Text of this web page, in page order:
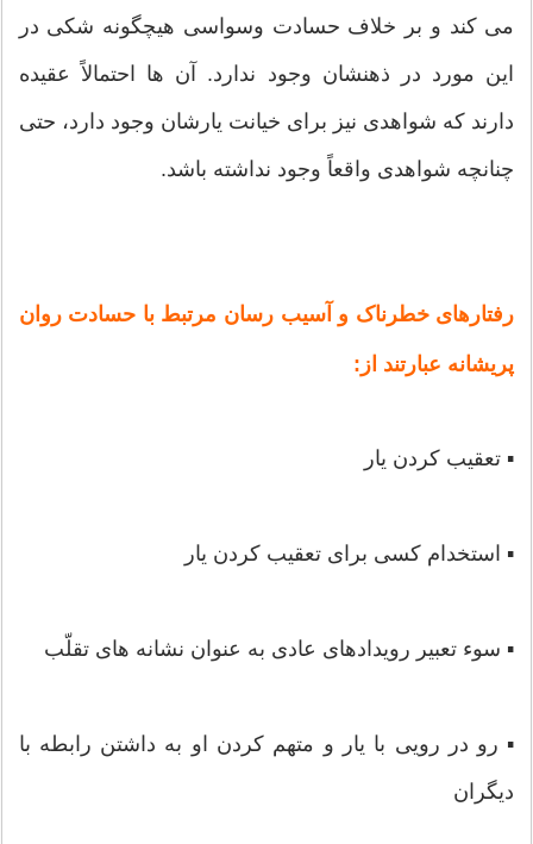
می کند و بر خلاف حسادت وسواسی هیچگونه شکی در
این مورد در ذهنشان وجود ندارد. آن ها احتمالاً عقیده
دارند که شواهدی نیز برای خیانت یارشان وجود دارد، حتی
چنانچه شواهدی واقعاً وجود نداشته باشد.
رفتارهای خطرناک و آسیب رسان مرتبط با حسادت روان
پریشانه عبارتند از:
▪ تعقیب کردن یار
▪ استخدام کسی برای تعقیب کردن یار
▪ سوء تعبیر رویدادهای عادی به عنوان نشانه های تقلّب
▪ رو در رویی با یار و متهم کردن او به داشتن رابطه با
دیگران